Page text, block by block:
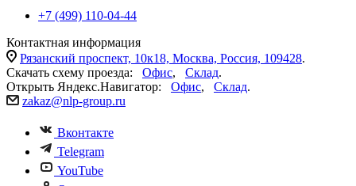
+7 (499) 110-04-44
Контактная информация
Рязанский проспект, 10к18, Москва, Россия, 109428.
Скачать схему проезда: Офис, Склад.
Открыть Яндекс.Навигатор: Офис, Склад.
zakaz@nlp-group.ru
Вконтакте
Telegram
YouTube